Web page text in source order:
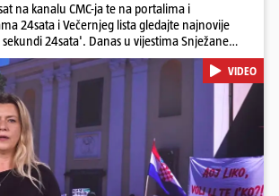
na kanalu CMC-ja te na portalima i
24sata i Večernjeg lista gledajte najnovije
24sata'. Danas u vijestima Snježane
s 37.000 tona opasnog otpada, Troje
u Zagrebu, Uhićen načelnik Svetog Ivana
Denisa Vejzovića, Krajaču režu ovlasti: Slijedi
Pokretanje videa...
VIDEO